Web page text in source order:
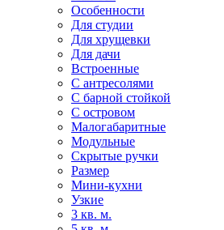
Особенности
Для студии
Для хрущевки
Для дачи
Встроенные
С антресолями
С барной стойкой
С островом
Малогабаритные
Модульные
Скрытые ручки
Размер
Мини-кухни
Узкие
3 кв. м.